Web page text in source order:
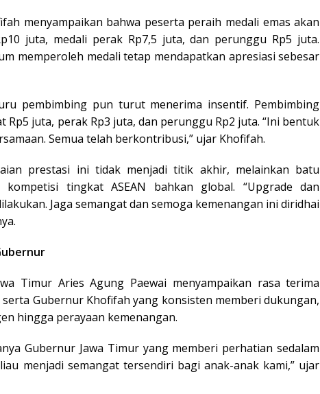
menyampaikan bahwa peserta peraih medali emas akan
juta, medali perak Rp7,5 juta, dan perunggu Rp5 juta.
memperoleh medali tetap mendapatkan apresiasi sebesar
pembimbing pun turut menerima insentif. Pembimbing
Rp5 juta, perak Rp3 juta, dan perunggu Rp2 juta. “Ini bentuk
Semua telah berkontribusi,” ujar Khofifah.
prestasi ini tidak menjadi titik akhir, melainkan batu
tingkat ASEAN bahkan global. “Upgrade dan
Jaga semangat dan semoga kemenangan ini diridhai
Timur Aries Agung Paewai menyampaikan rasa terima
Gubernur Khofifah yang konsisten memberi dukungan,
hingga perayaan kemenangan.
Gubernur Jawa Timur yang memberi perhatian sedalam
menjadi semangat tersendiri bagi anak-anak kami,” ujar